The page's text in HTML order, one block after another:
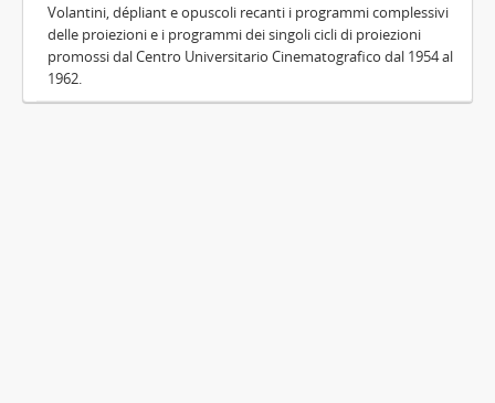
Volantini, dépliant e opuscoli recanti i programmi complessivi
delle proiezioni e i programmi dei singoli cicli di proiezioni
promossi dal Centro Universitario Cinematografico dal 1954 al
1962.